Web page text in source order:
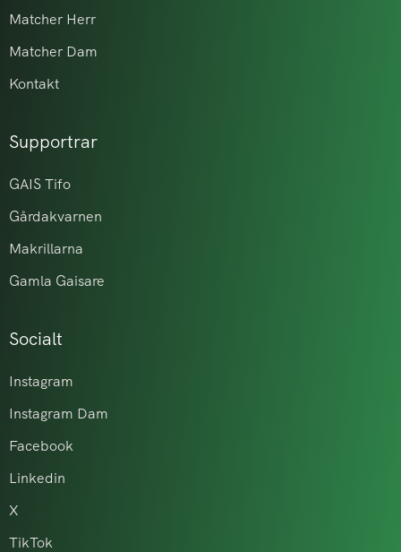
Matcher Herr
Matcher Dam
Kontakt
Supportrar
GAIS Tifo
Gårdakvarnen
Makrillarna
Gamla Gaisare
Socialt
Instagram
Instagram Dam
Facebook
Linkedin
X
TikTok